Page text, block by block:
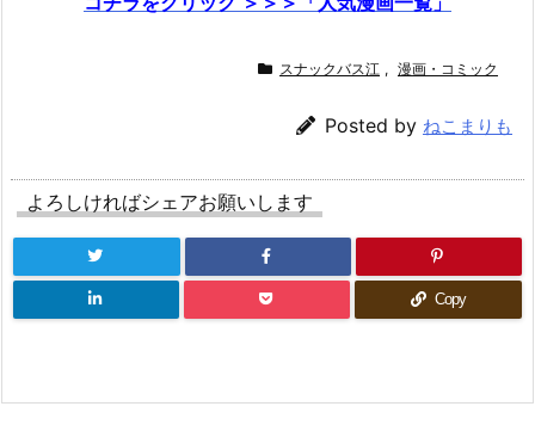
スナックバス江 , 漫画・コミック
Posted by ねこまりも
よろしければシェアお願いします
Copy